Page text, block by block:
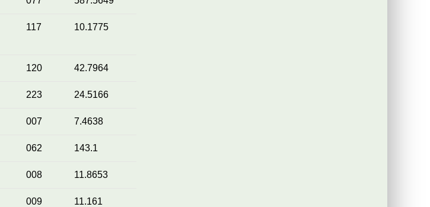
117 10.1775
120 42.7964
223 24.5166
007 7.4638
062 143.1
008 11.8653
009 11.161